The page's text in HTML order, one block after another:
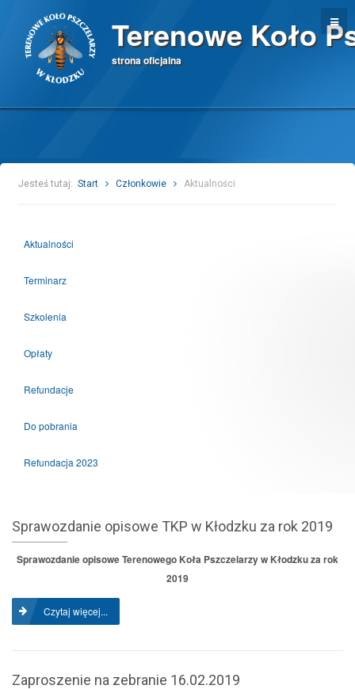
Terenowe Koło
strona oficjalna
Jesteś tutaj: Start Członkowie Aktualności
Aktualności
Terminarz
Szkolenia
Opłaty
Refundacje
Do pobrania
Refundacja 2023
Sprawozdanie opisowe TKP w Kłodzku za rok 2019
Sprawozdanie opisowe Terenowego Koła Pszczelarzy w Kłodzku za rok
2019
Czytaj więcej...
Zaproszenie na zebranie 16.02.2019